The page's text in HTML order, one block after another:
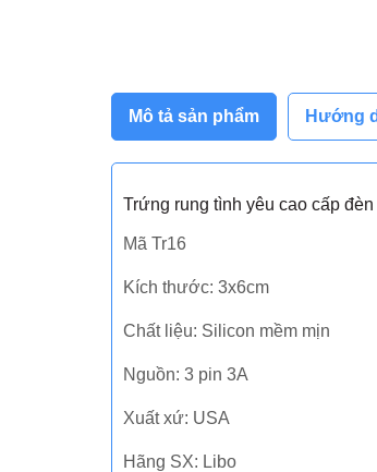
Mô tả sản phẩm Hướng
Trứng rung tình yêu cao cấp đèn
Mã Tr16
Kích thước: 3x6cm
Chất liệu: Silicon mềm mịn
Nguồn: 3 pin 3A
Xuất xứ: USA
Hãng SX: Libo